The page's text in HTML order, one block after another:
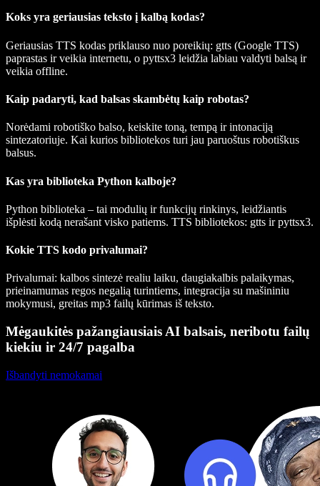
Koks yra geriausias teksto į kalbą kodas?
Geriausias TTS kodas priklauso nuo poreikių: gtts (Google TTS)
paprastas ir veikia internetu, o pyttsx3 leidžia labiau valdyti balsą ir
veikia offline.
Kaip padaryti, kad balsas skambėtų kaip robotas?
Norėdami robotiško balso, keiskite toną, tempą ir intonaciją
sintezatoriuje. Kai kurios bibliotekos turi jau paruoštus robotiškus
balsus.
Kas yra biblioteka Python kalboje?
Python biblioteka – tai modulių ir funkcijų rinkinys, leidžiantis
išplėsti kodą nerašant visko patiems. TTS bibliotekos: gtts irpyttsx3.
Kokie TTS kodo privalumai?
Privalumai: kalbos sintezė realiu laiku, daugiakalbis palaikymas,
prieinamumas regos negalią turintiems, integracija su mašininiu
mokymusi, greitas mp3 failų kūrimas iš teksto.
Mėgaukitės pažangiausiais AI balsais, neribotu failų
kiekiu ir 24/7 pagalba
Išbandyti nemokamai